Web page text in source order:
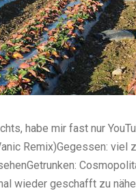
habe mir fast nur
Remix)Gegessen: viel
Getrunken:
wieder geschafft zu